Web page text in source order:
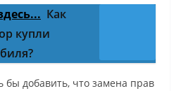
Как
купли
бы добавить, что замена прав